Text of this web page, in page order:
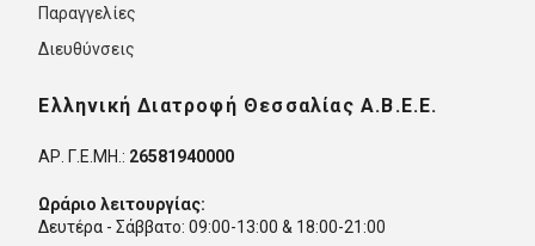
Παραγγελίες
Διευθύνσεις
Ελληνική Διατροφή Θεσσαλίας Α.Β.Ε.Ε.
ΑΡ. Γ.Ε.ΜΗ.: 26581940000
Ωράριο λειτουργίας:
Δευτέρα - Σάββατο: 09:00-13:00 & 18:00-21:00